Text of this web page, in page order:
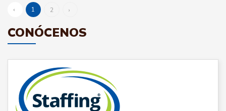
‹ 1 2 ›
CONÓCENOS